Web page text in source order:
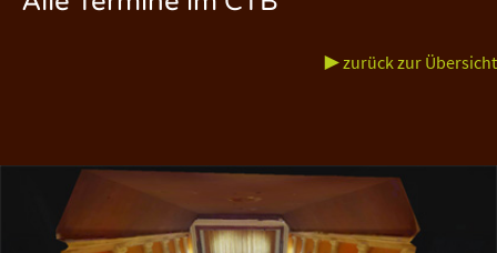
▶ zurück zur Übersicht